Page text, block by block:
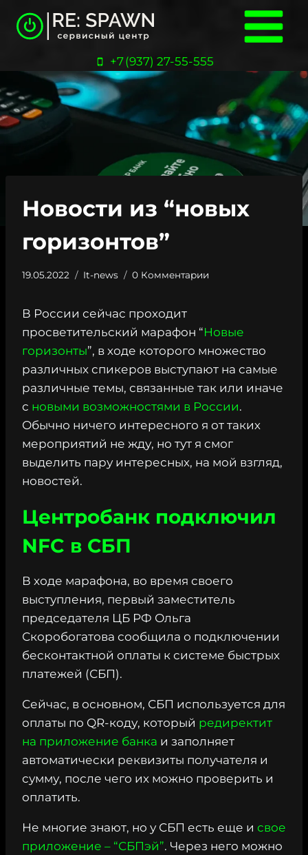
+7 (937) 27-55-555
Новости из “новых
горизонтов”
19.05.2022 It-news 0 Комментарии
В России сейчас проходит
просветительский марафон “Новые
горизонты”, в ходе которого множество
различных спикеров выступают на самые
различные темы, связанные так или иначе
с новыми возможностями в России.
Обычно ничего интересного я от таких
мероприятий не жду, но тут я смог
выделить пару интересных, на мой взгляд,
новостей.
Центробанк подключил
NFC в СБП
В ходе марафона, во время своего
выступления, первый заместитель
председателя ЦБ РФ Ольга
Скоробогатова сообщила о подключении
бесконтактной оплаты к системе быстрых
платежей (СБП).
Сейчас, в основном, СБП используется для
оплаты по QR-коду, который редиректит
на приложение банка и заполняет
автоматически реквизиты получателя и
сумму, после чего их можно проверить и
оплатить.
Не многие знают, но у СБП есть еще и свое
приложение – “СБПэй”. Через него можно